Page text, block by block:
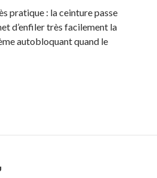
pratique : la ceinture passe
d’enfiler très facilement la
autobloquant quand le